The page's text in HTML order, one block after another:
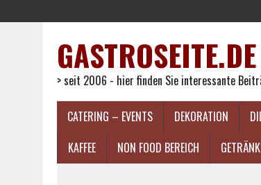
GASTROSEITE.DE
> seit 2006 - hier finden Sie interessante
CATERING – EVENTS DEKORATION
KAFFEE
NON FOOD BEREICH